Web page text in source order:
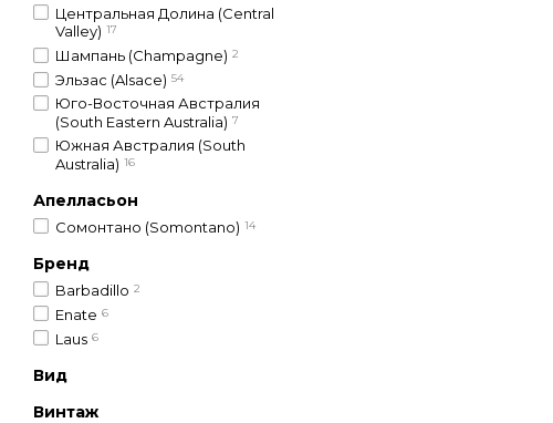
Центральная Долина (Central
Valley) 17
Шампань (Champagne) 2
Эльзас (Alsace) 54
Юго-Восточная Австралия
(South Eastern Australia) 7
Южная Австралия (South
Australia) 16
Апелласьон
Сомонтано (Somontano) 14
Бренд
Barbadillo 2
Enate 6
Laus 6
Вид
Винтаж